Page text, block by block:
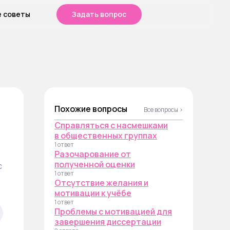
советы Задать вопрос
Похожие вопросы Все вопросы ›
Справляться с насмешками
в общественных группах
1 ответ
Разочарование от
полученной оценки
1 ответ
Отсутствие желания и
мотивации к учёбе
1 ответ
Проблемы с мотивацией для
завершения диссертации